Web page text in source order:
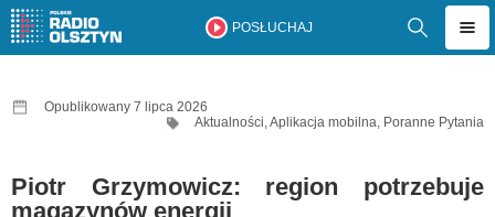
POSŁUCHAJ
Opublikowany 7 lipca 2026
Aktualności,Aplikacja mobilna, Poranne Pytania
Piotr Grzymowicz: region potrzebuje
magazynów energii